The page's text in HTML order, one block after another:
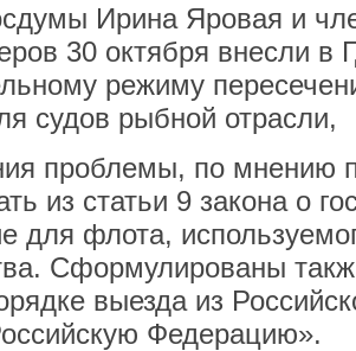
Ирина Яровая и
30 октября внесли в
режиму
судов рыбной отрасли,
проблемы, по мнению
из статьи 9 закона о
для флота,
Сформулированы
выезда из
Федерацию».